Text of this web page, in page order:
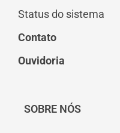
Status do sistema
Contato
Ouvidoria
SOBRE NÓS